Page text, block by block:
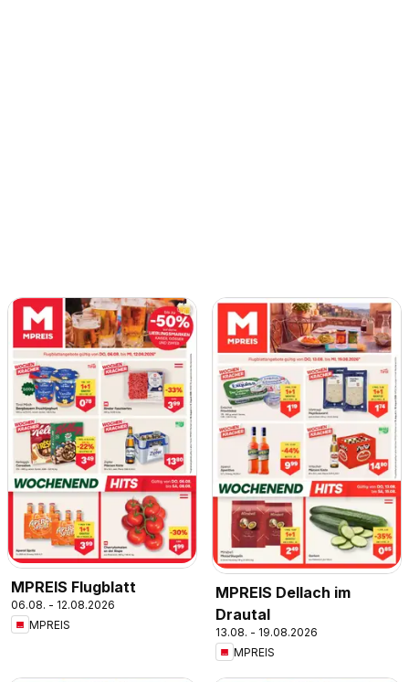
MPREIS Flugblatt
06.08. - 12.08.2026
MPREIS
MPREIS Dellach im
Drautal
13.08. - 19.08.2026
MPREIS